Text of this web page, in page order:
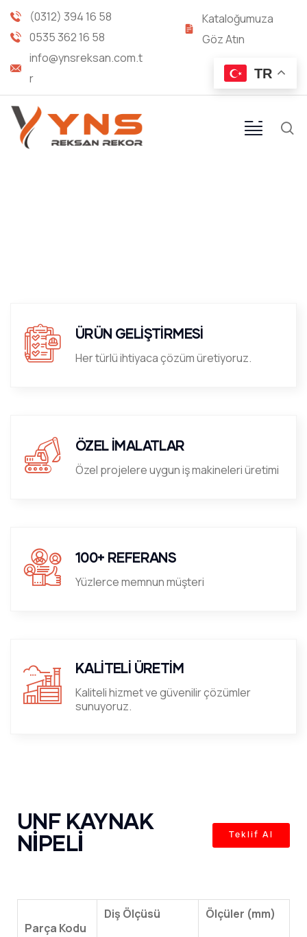
(0312) 394 16 58
0535 362 16 58
info@ynsreksan.com.t
r
Kataloğumuza
Göz Atın
TR
ÜRÜN GELİŞTİRMESİ
Her türlü ihtiyaca çözüm üretiyoruz.
ÖZEL İMALATLAR
Özel projelere uygun iş makineleri üretimi
100+ REFERANS
Yüzlerce memnun müşteri
KALİTELİ ÜRETİM
Kaliteli hizmet ve güvenilir çözümler
sunuyoruz.
UNF KAYNAK
NİPELİ
Teklif Al
Parça Kodu
Diş Ölçüsü Ölçüler (mm)